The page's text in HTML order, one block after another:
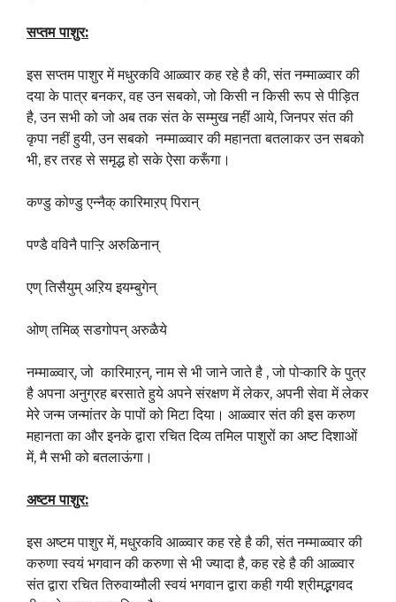
सप्तम पाशुर:
इस सप्तम पाशुर में मधुरकवि आळ्वार कह रहे है की, संत नम्माळ्वार की
दया के पात्र बनकर, वह उन सबको, जो किसी न किसी रूप से पीड़ित
है, उन सभी को जो अब तक संत के सम्मुख नहीं आये, जिनपर संत की
कृपा नहीं हुयी, उन सबको नम्माळ्वार की महानता बतलाकर उन सबको
भी, हर तरह से समृद्ध हो सके ऐसा करूँगा।
कण्डु कोण्डु एन्नैक् कारिमाऱप् पिरान्
पण्डै वविनै पाऱ्ऱि अरुळिनान्
एण् तिसैयुम् अऱिय इयम्बुगेन्
ओण् तमिळ् सडगोपन् अरुळैये
नम्माळ्वार्, जो कारिमाऱन्, नाम से भी जाने जाते है , जो पोऱ्कारि के पुत्र
है अपना अनुग्रह बरसाते हुये अपने संरक्षण में लेकर, अपनी सेवा में लेकर
मेरे जन्म जन्मांतर के पापों को मिटा दिया। आळ्वार संत की इस करुण
महानता का और इनके द्वारा रचित दिव्य तमिल पाशुरों का अष्ट दिशाओं
में, मै सभी को बतलाऊंगा।
अष्टम पाशुर:
इस अष्टम पाशुर में, मधुरकवि आळ्वार कह रहे है की, संत नम्माळ्वार की
करुणा स्वयं भगवान की करुणा से भी ज्यादा है, कह रहे है की आळ्वार
संत द्वारा रचित तिरुवाय्मौली स्वयं भगवान द्वारा कही गयी श्रीमद्भगवद